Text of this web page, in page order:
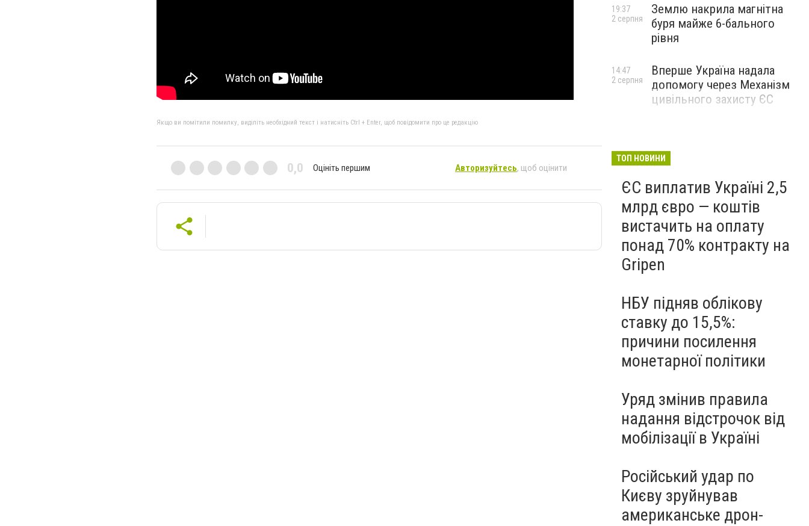
Якщо ви помітили помилку, виділіть необхідний текст і натисніть Ctrl + Enter, щоб повідомити про це редакцію
0,0 Оцініть першим Авторизуйтесь, щоб оцінити
Землю накрила магнітна
буря майже 6-бального
рівня
19:37
2 серпня
Вперше Україна надала
допомогу через Механізм
цивільного захисту ЄС
14:47
2 серпня
ТОП НОВИНИ
ЄС виплатив Україні 2,5
млрд євро — коштів
вистачить на оплату
понад 70% контракту на
Gripen
НБУ підняв облікову
ставку до 15,5%:
причини посилення
монетарної політики
Уряд змінив правила
надання відстрочок від
мобілізації в Україні
Російський удар по
Києву зруйнував
американське дрон-